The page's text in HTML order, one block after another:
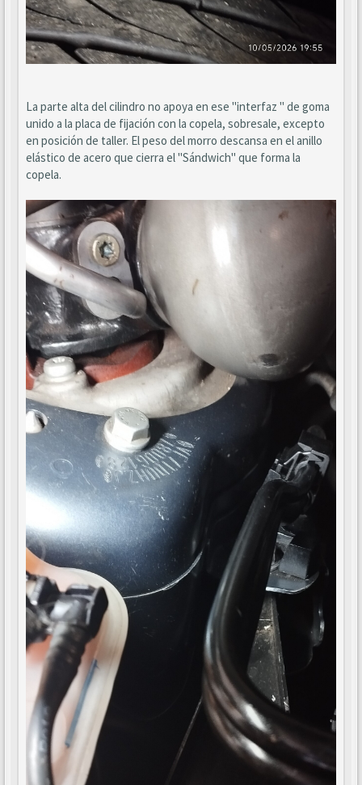
La parte alta del cilindro no apoya en ese "interfaz " de goma
unido a la placa de fijación con la copela, sobresale, excepto
en posición de taller. El peso del morro descansa en el anillo
elástico de acero que cierra el "Sándwich" que forma la
copela.